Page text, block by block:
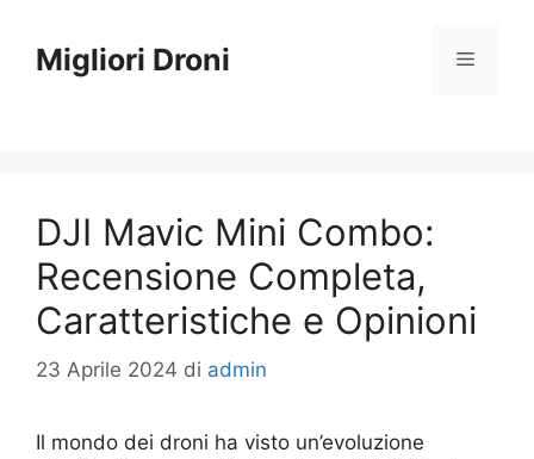
contenuto
Migliori Droni Menu
DJI Mavic Mini Combo:
Recensione Completa,
Caratteristiche e Opinioni
23 Aprile 2024 di admin
Il mondo dei droni ha visto un’evoluzione